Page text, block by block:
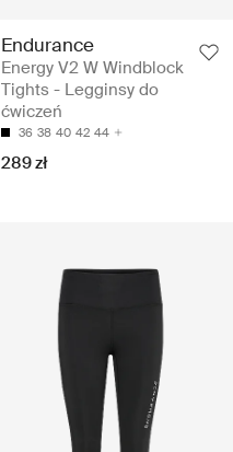
Endurance
Energy V2 W Windblock
Tights - Legginsy do
ćwiczeń
36 38 40 42 44
289 zł